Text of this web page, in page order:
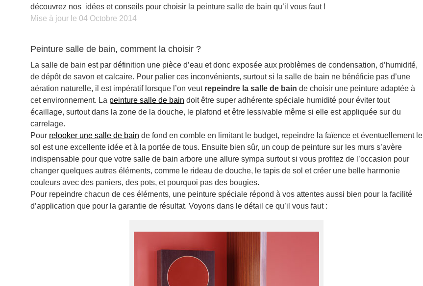
découvrez nos idées et conseils pour choisir la peinture salle de bain qu’il vous faut !
Mise à jour le 04 Octobre 2014
Peinture salle de bain, comment la choisir ?
La salle de bain est par définition une pièce d’eau et donc exposée aux problèmes de condensation, d’humidité,
de dépôt de savon et calcaire. Pour palier ces inconvénients, surtout si la salle de bain ne bénéficie pas d’une
aération naturelle, il est impératif lorsque l’on veut repeindre la salle de bain de choisir une peinture adaptée à
cet environnement. La peinture salle de bain doit être super adhérente spéciale humidité pour éviter tout
écaillage, surtout dans la zone de la douche, le plafond et être lessivable même si elle est appliquée sur du
carrelage.
Pour relooker une salle de bain de fond en comble en limitant le budget, repeindre la faïence et éventuellement le
sol est une excellente idée et à la portée de tous. Ensuite bien sûr, un coup de peinture sur les murs s’avère
indispensable pour que votre salle de bain arbore une allure sympa surtout si vous profitez de l’occasion pour
changer quelques autres éléments, comme le rideau de douche, le tapis de sol et créer une belle harmonie
couleurs avec des paniers, des pots, et pourquoi pas des bougies.
Pour repeindre chacun de ces éléments, une peinture spéciale répond à vos attentes aussi bien pour la facilité
d’application que pour la garantie de résultat. Voyons dans le détail ce qu’il vous faut :